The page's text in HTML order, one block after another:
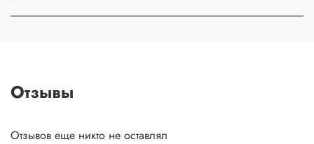
Отзывы
Отзывов еще никто не оставлял